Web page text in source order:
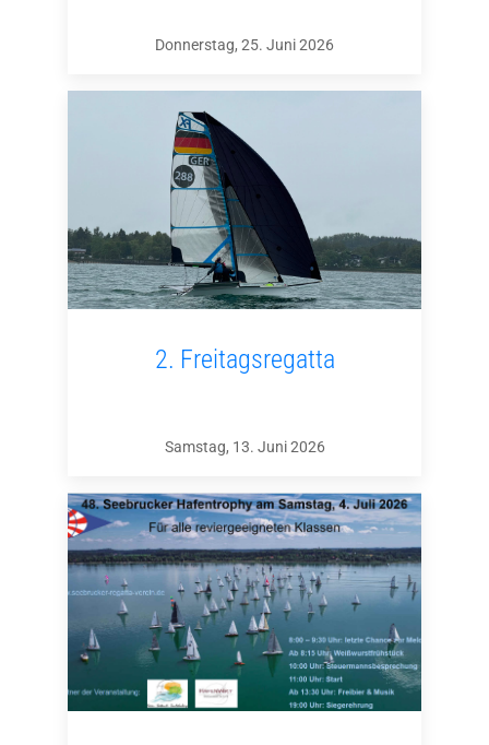
Donnerstag, 25. Juni 2026
2. Freitagsregatta
Samstag, 13. Juni 2026